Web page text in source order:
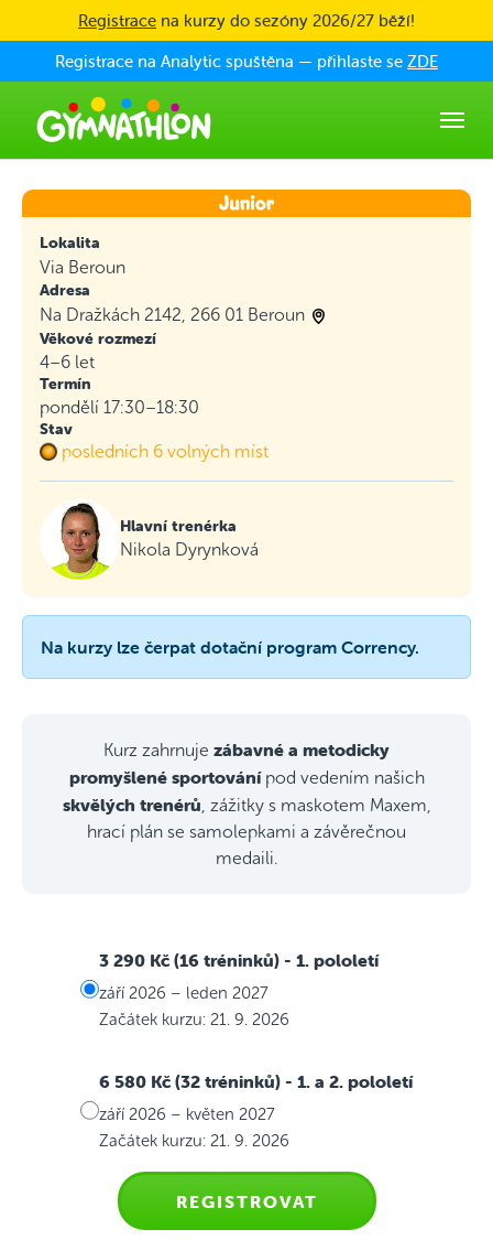
Skip to main content
Registrace na kurzy do sezóny 2026/27 běží!
Registrace na Analytic spuštěna — přihlaste se ZDE
Lokalita
Via Beroun
Adresa
Na Dražkách 2142, 266 01 Beroun
Věkové rozmezí
4–6 let
Termín
pondělí 17:30–18:30
Stav
posledních 6 volných míst
Hlavní trenérka
Nikola Dyrynková
Na kurzy lze čerpat dotační program Corrency.
Kurz zahrnuje zábavné a metodicky
promyšlené sportovánípod vedením našich
skvělých trenérů , zážitky s maskotem Maxem,
hrací plán se samolepkami a závěrečnou
medaili.
3 290 Kč (16 tréninků) - 1. pololetí
září 2026 – leden 2027
Začátek kurzu: 21. 9. 2026
6 580 Kč (32 tréninků) - 1. a 2. pololetí
září 2026 – květen 2027
Začátek kurzu: 21. 9. 2026
REGISTROVAT